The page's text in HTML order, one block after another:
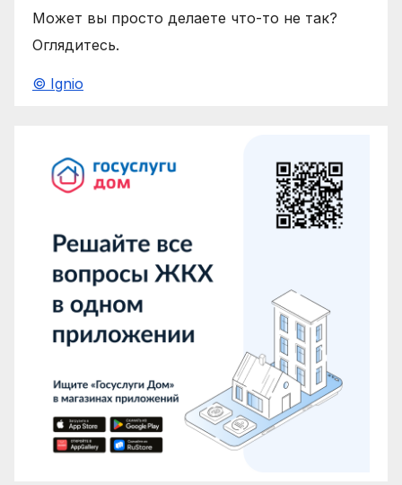
Может вы просто делаете что-то не так?
Оглядитесь.
© Ignio